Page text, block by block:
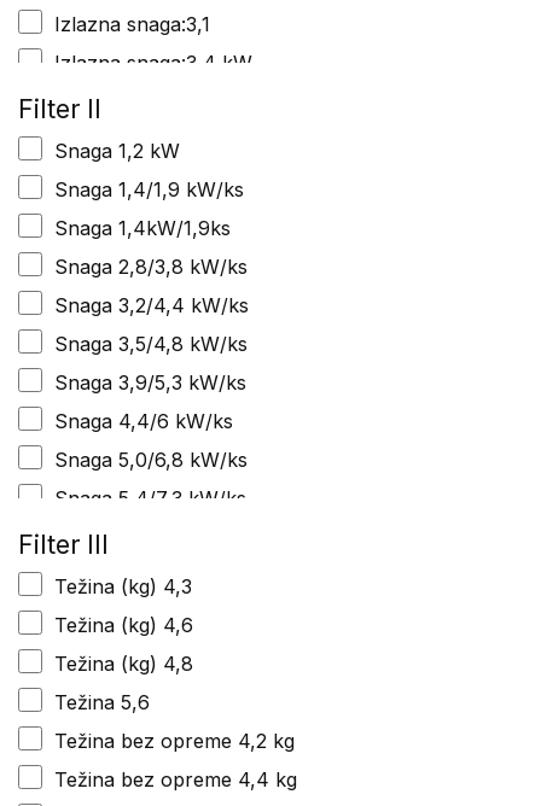
Izlazna snaga:3,1
Izlazna snaga:3,4 kW
Izlazna snaga:3,5 kW
Izlazna snaga:3,9 kW
Izlazna snaga:4,3 kW
Izlazna snaga:5,6 kW
Snaga kW / KS 2,6 / 3,5
Snaga KW/KS 1,7 /2,3
Snaga KW/KS 2,0/2,7
Snaga KW/KS 2,3/3,1
Snaga KW/KS 2,6/3,5
Težina 3,3 (kg)
Težina 4,1 kg
Težina 6,2 (kg)
Težina 6,5 (kg)
Težina 7,4 (kg)
Težina:5,6 kg
Težina7,4 (kg)
Filter II
Snaga 1,2 kW
Snaga 1,4/1,9 kW/ks
Snaga 1,4kW/1,9ks
Snaga 2,8/3,8 kW/ks
Snaga 3,2/4,4 kW/ks
Snaga 3,5/4,8 kW/ks
Snaga 3,9/5,3 kW/ks
Snaga 4,4/6 kW/ks
Snaga 5,0/6,8 kW/ks
Snaga 5,4/7,3 kW/ks
Snaga 5/6,8 kW/ks
Snaga:3,4/4,6 kW(KS)
Zapremina cm3 35,2
Zapremina 40,2
Zapremina 45,4
Zapremina 50,2
Zapremina cilindra 38 cm3
Filter III
Težina (kg) 4,3
Težina (kg) 4,6
Težina (kg) 4,8
Težina 5,6
Težina bez opreme 4,2 kg
Težina bez opreme 4,4 kg